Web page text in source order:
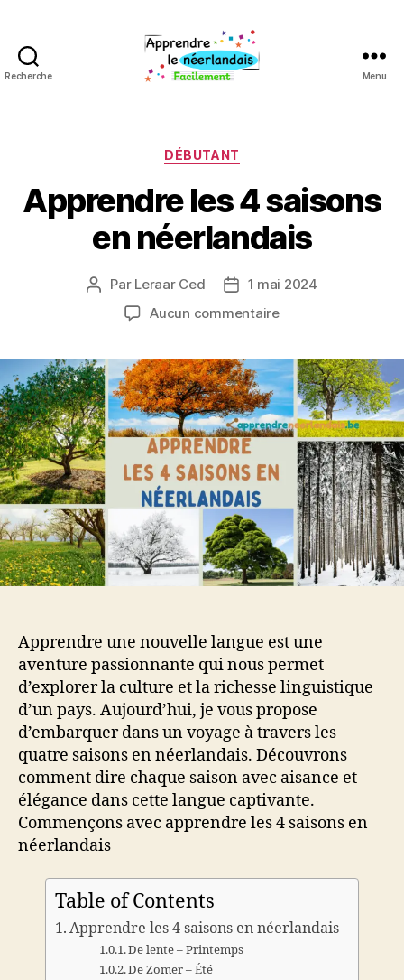
Recherche Menu
Catégories
DÉBUTANT
Apprendre les 4 saisons
en néerlandais
Auteur
l’article
Par Leraar Ced
Date1 mai 2024
Aucun commentairesur
4
saisons
en
néerlandais
Apprendre une nouvelle langue est une
aventure passionnante qui nous permet
d’explorer la culture et la richesse linguistique
d’un pays. Aujourd’hui, je vous propose
d’embarquer dans un voyage à travers les
quatre saisons en néerlandais. Découvrons
comment dire chaque saison avec aisance et
élégance dans cette langue captivante.
Commençons avec apprendre les 4 saisons en
néerlandais
Table of Contents
Apprendre les 4 saisons en néerlandais
De lente – Printemps
De Zomer – Été